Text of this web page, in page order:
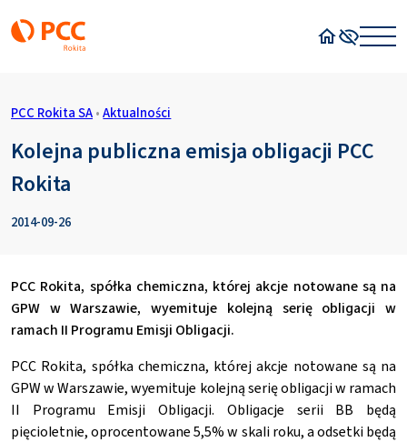
PCC Rokita SA • Aktualności
Kolejna publiczna emisja obligacji PCC
Rokita
2014-09-26
PCC Rokita, spółka chemiczna, której akcje notowane są na
GPW w Warszawie, wyemituje kolejną serię obligacji w
ramach II Programu Emisji Obligacji.
PCC Rokita, spółka chemiczna, której akcje notowane są na
GPW w Warszawie, wyemituje kolejną serię obligacji w ramach
II Programu Emisji Obligacji. Obligacje serii BB będą
pięcioletnie, oprocentowane 5,5% w skali roku, a odsetki będą